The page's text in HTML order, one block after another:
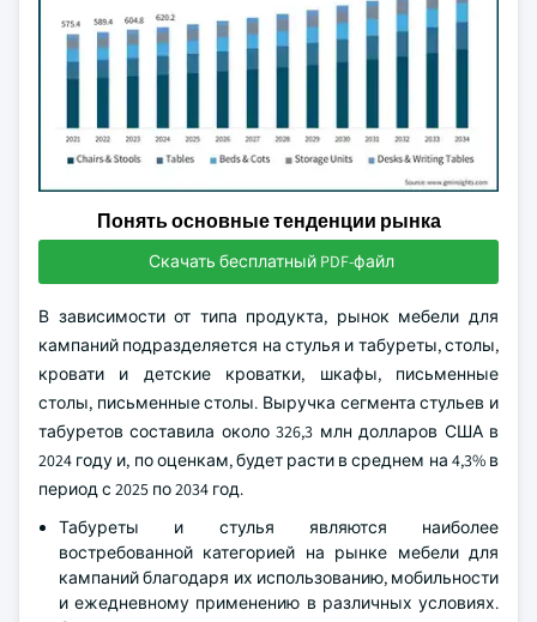
Понять основные тенденции рынка
Скачать бесплатный PDF-файл
В зависимости от типа продукта, рынок мебели для
кампаний подразделяется на стулья и табуреты, столы,
кровати и детские кроватки, шкафы, письменные
столы, письменные столы. Выручка сегмента стульев и
табуретов составила около 326,3 млн долларов США в
2024 году и, по оценкам, будет расти в среднем на 4,3% в
период с 2025 по 2034 год.
Табуреты и стулья являются наиболее
востребованной категорией на рынке мебели для
кампаний благодаря их использованию, мобильности
и ежедневному применению в различных условиях.